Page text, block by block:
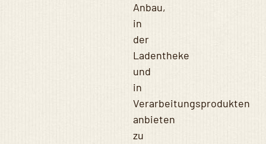
Anbau,
in
der
Ladentheke
und
in
Verarbeitungsprodukten
anbieten
zu